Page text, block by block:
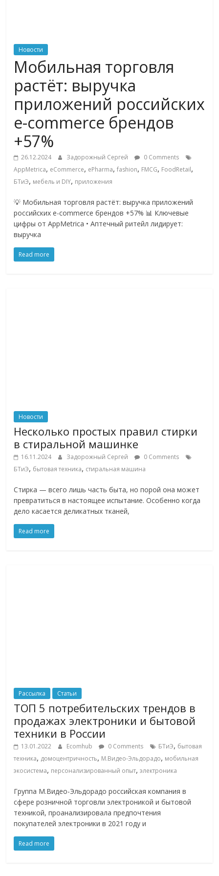
логистике,
технологиях,
соцсетях
Портал
онлайн-
торговле,
сервисах
для
Commerce,
ритейле,
логистике,
технологиях,
соцсетях.
Нам
читателем.
Новости
Мобильная торговля
растёт: выручка
приложений российских
e-commerce брендов
+57%
26.12.2024 Задорожный Сергей
0 Comments
AppMetrica, eCommerce, ePharma,fashion, FMCG, FoodRetail,
БТиЭ, мебель и DIY, приложения
💡 Мобильная торговля растёт: выручка приложений
российских e-commerce брендов +57% 📊 Ключевые
цифры от AppMetrica • Аптечный ритейл лидирует:
выручка
Read more
Новости
Несколько простых правил стирки
в стиральной машинке
16.11.2024 Задорожный Сергей
0 Comments
БТиЭ, бытовая техника, стиральная машина
Стирка — всего лишь часть быта, но порой она может
превратиться в настоящее испытание. Особенно когда
дело касается деликатных тканей,
Read more
Рассылка Статьи
ТОП 5 потребительских трендов в
продажах электроники и бытовой
техники в России
13.01.2022 Ecomhub 0 Comments БТиЭ, бытовая
техника, домоцентричность, М.Видео-Эльдорадо, мобильная
экосистема, персонализированный опыт,электроника
Группа М.Видео-Эльдорадо российская компания в
сфере розничной торговли электроникой и бытовой
техникой, проанализировала предпочтения
покупателей электроники в 2021 году и
Read more